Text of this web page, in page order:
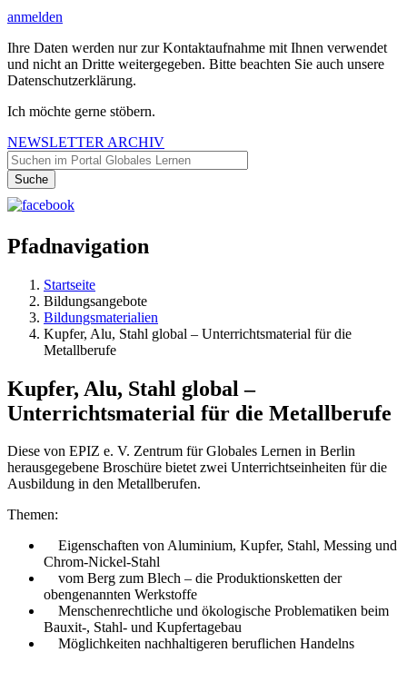
anmelden
Ihre Daten werden nur zur Kontaktaufnahme mit Ihnen verwendet
und nicht an Dritte weitergegeben. Bitte beachten Sie auch unsere
Datenschutzerklärung.
Ich möchte gerne stöbern.
NEWSLETTER ARCHIV
Pfadnavigation
Startseite
Bildungsangebote
Bildungsmaterialien
Kupfer, Alu, Stahl global – Unterrichtsmaterial für die
Metallberufe
Kupfer, Alu, Stahl global –
Unterrichtsmaterial für die Metallberufe
Diese von EPIZ e. V. Zentrum für Globales Lernen in Berlin
herausgegebene Broschüre bietet zwei Unterrichtseinheiten für die
Ausbildung in den Metallberufen.
Themen:
Eigenschaften von Aluminium, Kupfer, Stahl, Messing und
Chrom-Nickel-Stahl
vom Berg zum Blech – die Produktionsketten der
obengenannten Werkstoffe
Menschenrechtliche und ökologische Problematiken beim
Bauxit-, Stahl- und Kupfertagebau
Möglichkeiten nachhaltigeren beruflichen Handelns